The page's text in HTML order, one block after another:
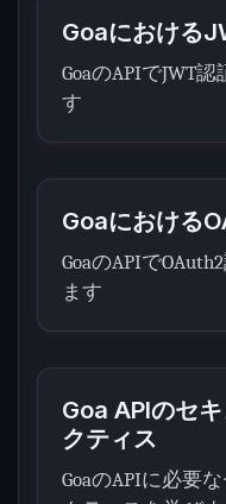
Goaにおける
GoaのAPIでJWT
す
Goaにおける
GoaのAPIで
ます
Goa APIのセ
クティス
GoaのAPIに必要